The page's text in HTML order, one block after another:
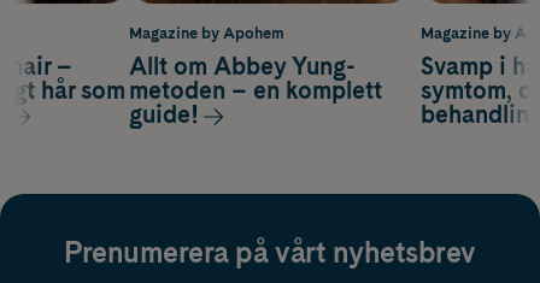
Magazine by
Svamp i
symtom,
hair –
hår som
Magazine by Apohem
Allt om Abbey Yung-
metoden – en komplett
guide!
Prenumerera på vårt nyhetsbrev